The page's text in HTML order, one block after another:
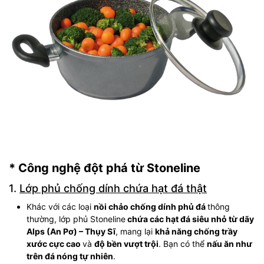
* Công nghệ đột phá từ Stoneline
1. Lớp phủ chống dính chứa hạt đá thật
Khác với các loại nồi chảo chống dính phủ đáthông
thường, lớp phủ Stonelinechứa cáchạt đá siêu nhỏ từ dãy
Alps (An Pơ) – Thụy Sĩ, mang lại khả năng chống trầy
xước cực cao và độ bền vượt trội. Bạn có thể nấu ăn như
trên đá nóng tự nhiên.